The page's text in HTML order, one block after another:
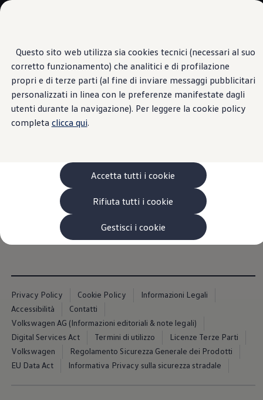
Questo sito web utilizza sia cookies tecnici (necessari al suo
corretto funzionamento) che analitici e di profilazione
propri e di terze parti (al fine di inviare messaggi pubblicitari
personalizzati in linea con le preferenze manifestate dagli
utenti durante la navigazione). Per leggere la cookie policy
completa clicca qui.
Accetta tutti i cookie
Rifiuta tutti i cookie
Gestisci i cookie
Passa ai
contenuti
principali
Passa
a
fondo
pagina
VanLife
Pick-up
Veicoli Commerciali Elettrici
Van
Modelli precedenti
Confronta i modelli
Configurazioni salvate
Volkswagen Auto
Acquista il tuo Veicolo Volkswagen
Ecoincentivi Volkswagen
5 Plus
Usato Certificato
Garanzia Usato
Assicurazioni
Clienti Business
Gamma, promozioni e servizi
Service Flotte
Progetto Valore Volkswagen
Più Credito
Noleggio
Leasing Finanziario
Servizi Assicurativi
Polizza Protezione Credito
Assicurazione GAP Protezioneventi
Estensione Garanzia Usato
Furto e incendio
Stato del veicolo
Il tuo veicoloVolkswagen
aggiornato
Tieni sotto controllo, comodamente tramite app, le
informazioni principali del veicolo: dal livello del carburante
allo stato di porte e finestrini.
1
Privacy Policy Cookie Policy
Informazioni Legali
Accessibilità
Contatti
Volkswagen AG (Informazioni editoriali & note legali)
Digital Services Act
Termini di utilizzo
Licenze Terze Parti
Volkswagen
Regolamento Sicurezza Generale dei Prodotti
EU Data Act
Informativa Privacy sulla sicurezza stradale